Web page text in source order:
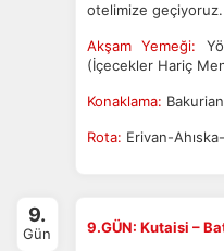
otelimize geçiyoruz.
Akşam Yemeği:
(İçecekler Hariç
Konaklama:
Rota: Erivan-
9.
Gün
9.GÜN: Kutaisi –